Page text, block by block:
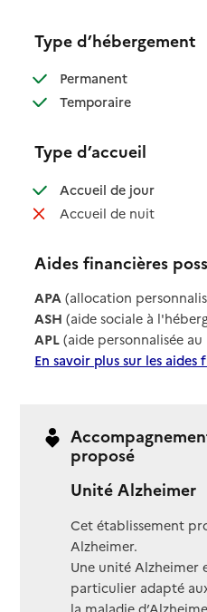
Type d’hébergement
Permanent: disponible
Temporaire: disponible
Type d’accueil
Accueil de jour: disponible
Accueil de nuit
: non
Aides financières
APA (allocation
ASH (aide sociale à
APL (aide personnalisée
En savoir plus sur les aides
proposé
Unité Alzheimer
Cet établissement
Alzheimer.
Une unité Alzheimer
particulier adapté